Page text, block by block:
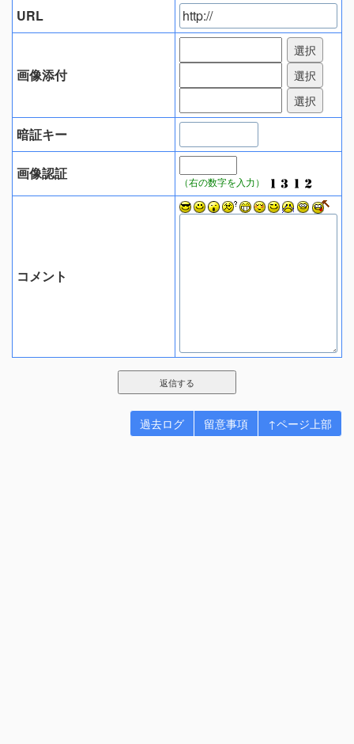
URL
画像添付
暗証キー
画像認証 （右の数字を入力）
コメント
過去ログ 留意事項 ↑ページ上部